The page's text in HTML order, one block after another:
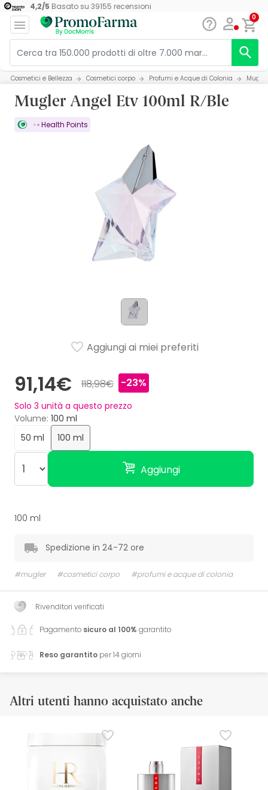
4,2/5 Basato su 39155 recensioni
0
Cosmetici e Bellezza Cosmetici corpo Profumi e Acque di Colonia
Mugler Angel Etv 100ml R/Ble
Health Points
91,14€ 118,98€ -23%
Solo 3 unità a questo prezzo
Volume 100 ml
50 ml
100 ml
Aggiungi
Aggiungi ai miei preferiti
100 ml
Spedizione in 24-72 ore
#mugler #cosmetici corpo #profumi e acque di colonia
Rivenditori verificati
Pagamento sicuro al 100% garantito
Reso garantito per 14 giorni
Altri utenti hanno acquistato anche